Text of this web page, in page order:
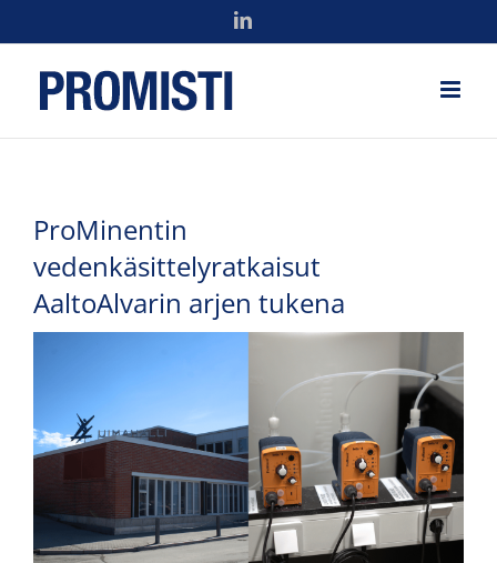
to
content
LinkedIn
ProMinentin
vedenkäsittelyratkaisut
AaltoAlvarin arjen tukena